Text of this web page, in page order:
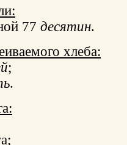
77 десятин.
хлеба:
;
.